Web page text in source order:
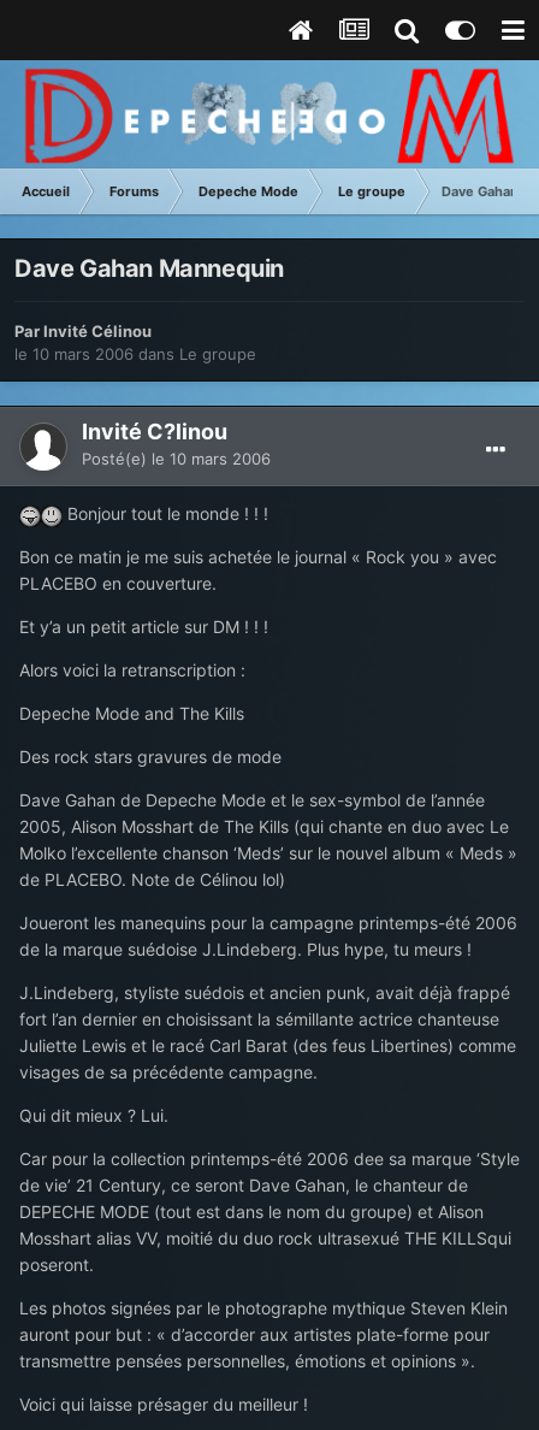
Accueil Forums Depeche Mode Le groupe Dave Gahan
Dave Gahan Mannequin
Par Invité Célinou
le 10 mars 2006 dans Le groupe
Invité C?linou
Posté(e) le 10 mars 2006
Bonjour tout le monde ! ! !
Bon ce matin je me suis achetée le journal « Rock you » avec
PLACEBO en couverture.
Et y’a un petit article sur DM ! ! !
Alors voici la retranscription :
Depeche Mode and The Kills
Des rock stars gravures de mode
Dave Gahan de Depeche Mode et le sex-symbol de l’année
2005, Alison Mosshart de The Kills (qui chante en duo avec Le
Molko l’excellente chanson ‘Meds’ sur le nouvel album « Meds »
de PLACEBO. Note de Célinou lol)
Joueront les manequins pour la campagne printemps-été 2006
de la marque suédoise J.Lindeberg. Plus hype, tu meurs !
J.Lindeberg, styliste suédois et ancien punk, avait déjà frappé
fort l’an dernier en choisissant la sémillante actrice chanteuse
Juliette Lewis et le racé Carl Barat (des feus Libertines) comme
visages de sa précédente campagne.
Qui dit mieux ? Lui.
Car pour la collection printemps-été 2006 dee sa marque ‘Style
de vie’ 21 Century, ce seront Dave Gahan, le chanteur de
DEPECHE MODE (tout est dans le nom du groupe) et Alison
Mosshart alias VV, moitié du duo rock ultrasexué THE KILLSqui
poseront.
Les photos signées par le photographe mythique Steven Klein
auront pour but : « d’accorder aux artistes plate-forme pour
transmettre pensées personnelles, émotions et opinions ».
Voici qui laisse présager du meilleur !